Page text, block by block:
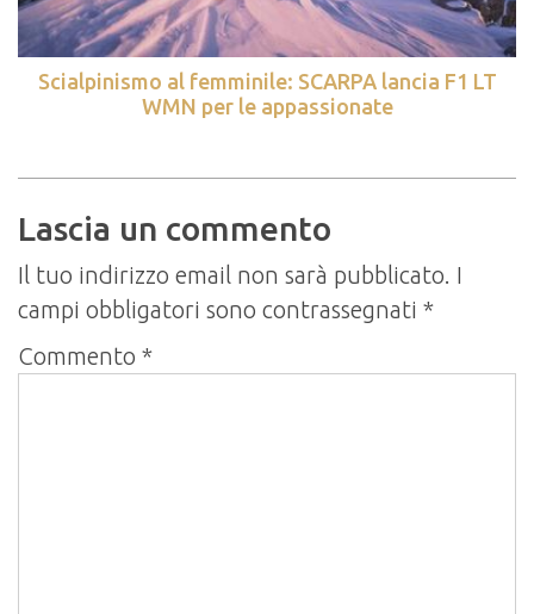
Scialpinismo al femminile: SCARPA lancia F1 LT
WMN per le appassionate
Lascia un commento
Il tuo indirizzo email non sarà pubblicato. I
campi obbligatori sono contrassegnati *
Commento *